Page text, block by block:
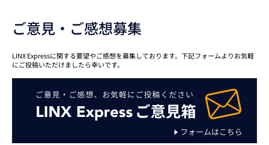
ご意見・ご感想募集
LINX Expressに関する要望やご感想を募集しております。下記フォームよりお気軽
にご投稿いただけましたら幸いです。